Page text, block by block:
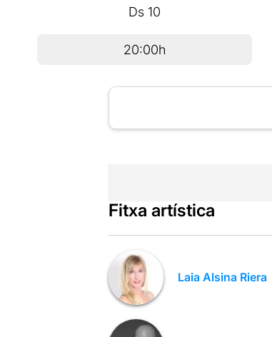
Ds10
20:00h
Fitxa artística
Laia Alsina Riera